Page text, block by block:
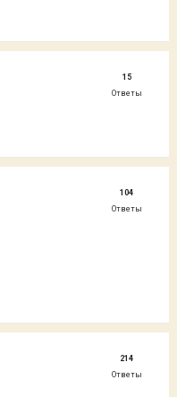
15
Ответы
104
Ответы
214
Ответы